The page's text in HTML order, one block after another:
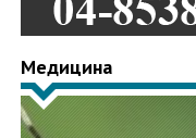
Медицина